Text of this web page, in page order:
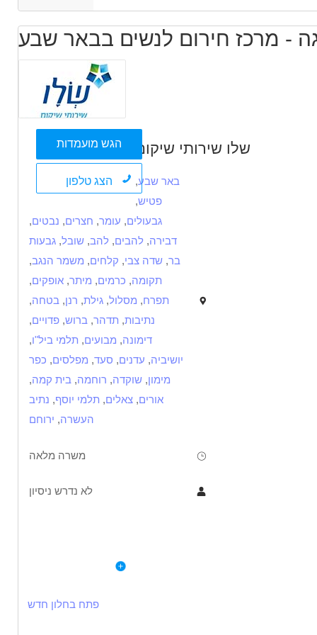
- מרכז חירום לנשים בבאר שבע
הגש מועמדות
הצג טלפון
שלו שירותי שיקום
באר שבע,
פטיש,
גבעולים, עומר, חצרים, נבטים,
דבירה, להבים, להב, שובל, גבעות
בר, שדה צבי, קלחים, משמר הנגב,
תקומה, כרמים, מיתר, אופקים,
תפרח, מסלול, גילת, רנן, בטחה,
נתיבות, תדהר, ברוש, פדויים,
דימונה, מבועים, תלמי ביל"ו,
יושיביה, עדנים, סעד, מפלסים, כפר
מימון, שוקדה, רוחמה, בית קמה,
אורים, צאלים, תלמי יוסף, נתיב
העשרה, ירוחם
משרה מלאה
לא נדרש ניסיון
לבית נגה- הלנת חירום לנשים על רצף התמכרות בבאר שבע
יכולת לעבוד בשעות גמישות
פתח בחלון חדש